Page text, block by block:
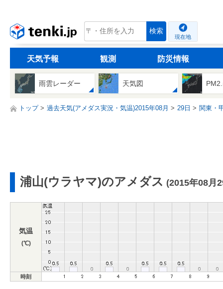
tenki.jp 検索
現在地
天気予報 観測 防災情報
雨雲レーダー 天気図
トップ 過去天気(アメダス実況・気温)2015年08月 29日 関東・
浦山(ウラヤマ)のアメダス (2015年08月
気温
(℃)
時刻